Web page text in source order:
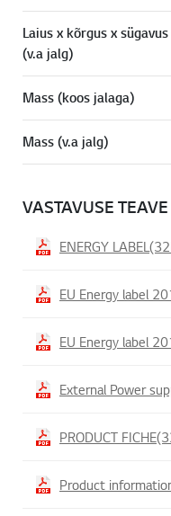
Laius x kõrgus x sügavus
(v.a jalg)
Mass (koos jalaga)
Mass (v.a jalg)
VASTAVUSE TEAVE
ENERGY
EU Energy label
EU Energy label
External Power
PRODUCT
Product